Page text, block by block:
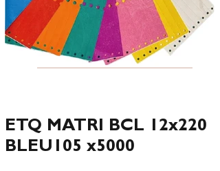
ETQ MATRI BCL 12x220
BLEU105 x5000